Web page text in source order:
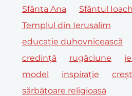
Sfânta Ana
Sfântul
Templul din Ierusalim
educație duhovnicească
credință
rugăciune
model
inspirație
sărbătoare religioasă